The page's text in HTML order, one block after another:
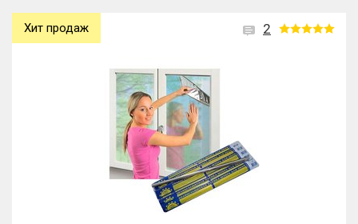
2
Хит продаж